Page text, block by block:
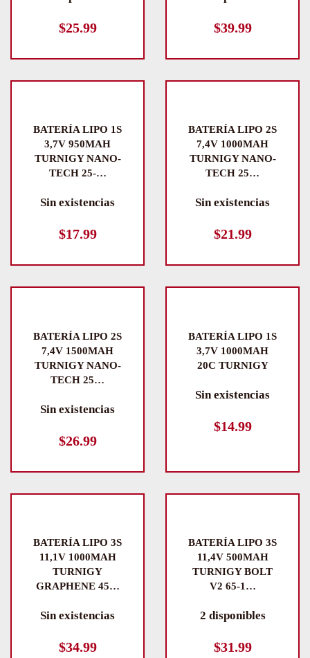
$25.99 $39.99
BATERÍA LIPO 1S
3,7V 950MAH
TURNIGY NANO-
TECH 25-…
Sin existencias
$17.99
BATERÍA LIPO 2S
7,4V 1000MAH
TURNIGY NANO-
TECH 25…
Sin existencias
$21.99
BATERÍA LIPO 2S
7,4V 1500MAH
TURNIGY NANO-
TECH 25…
Sin existencias
$26.99
BATERÍA LIPO 1S
3,7V 1000MAH
20C TURNIGY
Sin existencias
$14.99
BATERÍA LIPO 3S
11,1V 1000MAH
TURNIGY
GRAPHENE 45…
Sin existencias
$34.99
BATERÍA LIPO 3S
11,4V 500MAH
TURNIGY BOLT
V2 65-1…
2 disponibles
$31.99